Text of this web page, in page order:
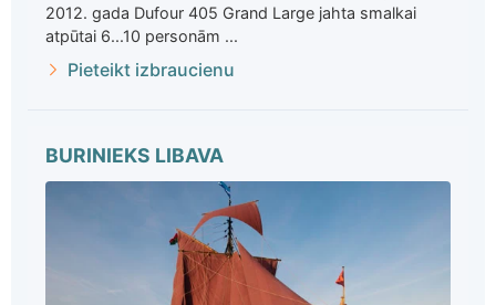
2012. gada Dufour 405 Grand Large jahta smalkai
atpūtai 6...10 personām ...
Pieteikt izbraucienu
BURINIEKS LIBAVA